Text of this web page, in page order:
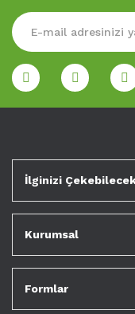
İlginizi
Kurumsal
Formlar